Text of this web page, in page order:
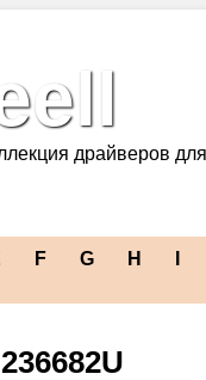
драйверов
F G H